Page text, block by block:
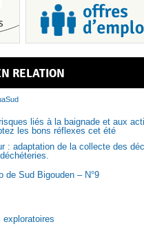
RELATION
liés à la baignade et aux
les bons réflexes cet été
: adaptation de la collecte des
de Sud Bigouden – N°9
exploratoires